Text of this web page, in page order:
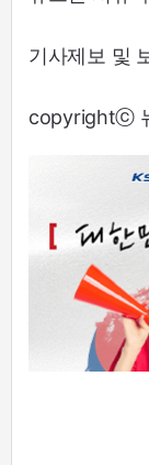
기사제보 및
copyrightⓒ